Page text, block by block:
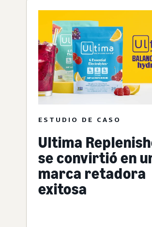
ESTUDIO DE CASO
Ultima
se convirtió en
marca retadora
exitosa